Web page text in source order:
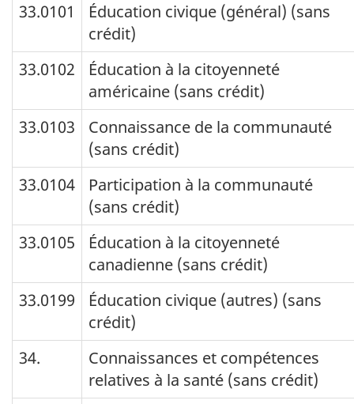
33.0101
Éducation civique (général) (sans
crédit)
33.0102
Éducation à la citoyenneté
américaine (sans crédit)
33.0103
Connaissance de la communauté
(sans crédit)
33.0104
Participation à la communauté
(sans crédit)
33.0105
Éducation à la citoyenneté
canadienne (sans crédit)
33.0199
Éducation civique (autres) (sans
crédit)
34.
Connaissances et compétences
relatives à la santé (sans crédit)